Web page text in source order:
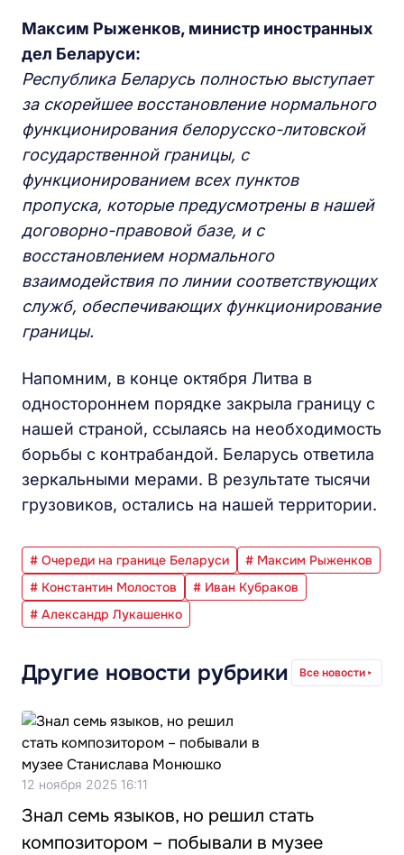
Максим Рыженков, министр иностранных
дел Беларуси:
Республика Беларусь полностью выступает
за скорейшее восстановление нормального
функционирования белорусско-литовской
государственной границы, с
функционированием всех пунктов
пропуска, которые предусмотрены в нашей
договорно-правовой базе, и с
восстановлением нормального
взаимодействия по линии соответствующих
служб, обеспечивающих функционирование
границы.
Напомним, в конце октября Литва в
одностороннем порядке закрыла границу с
нашей страной, ссылаясь на необходимость
борьбы с контрабандой. Беларусь ответила
зеркальными мерами. В результате тысячи
грузовиков, остались на нашей территории.
# Очереди на границе Беларуси
# Максим Рыженков
# Константин Молостов
# Иван Кубраков
# Александр Лукашенко
Другие новости рубрики Все новости
12 ноября 2025 16:11
Знал семь языков, но решил стать
композитором – побывали в музее